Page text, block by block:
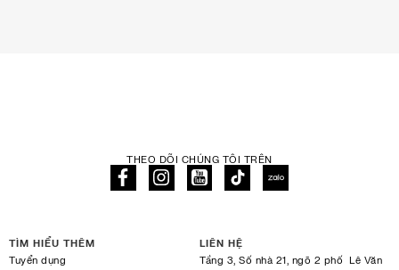
THEO DÕI CHÚNG TÔI TRÊN
TÌM HIỂU THÊM
Tuyển dụng
LIÊN HỆ
Tầng 3, Số nhà 21, ngõ 2 phố Lê Văn